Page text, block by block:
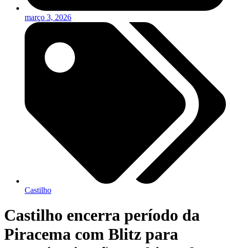
março 3, 2026
Castilho
Castilho encerra período da
Piracema com Blitz para